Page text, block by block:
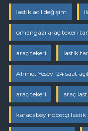
lastik acil değişim
orhangazi araç tekeri
araç tekeri lastik
Ahmet Yesevi 24 saat
araç tekeri araç
karacabey nöbetçi